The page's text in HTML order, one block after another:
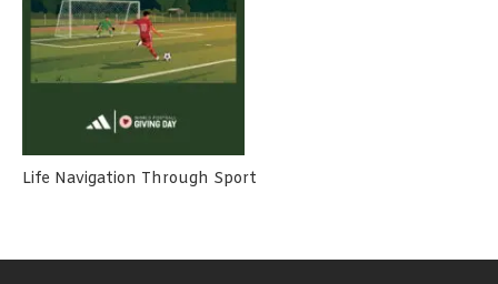
Life Navigation Through Sport